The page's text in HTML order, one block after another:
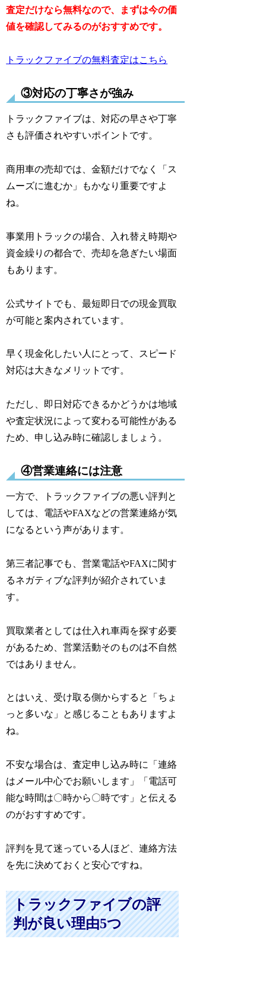
査定だけなら無料なので、まずは今の価
値を確認してみるのがおすすめです。
トラックファイブの無料査定はこちら
③対応の丁寧さが強み
トラックファイブは、対応の早さや丁寧
さも評価されやすいポイントです。
商用車の売却では、金額だけでなく「ス
ムーズに進むか」もかなり重要ですよ
ね。
事業用トラックの場合、入れ替え時期や
資金繰りの都合で、売却を急ぎたい場面
もあります。
公式サイトでも、最短即日での現金買取
が可能と案内されています。
早く現金化したい人にとって、スピード
対応は大きなメリットです。
ただし、即日対応できるかどうかは地域
や査定状況によって変わる可能性がある
ため、申し込み時に確認しましょう。
④営業連絡には注意
一方で、トラックファイブの悪い評判と
しては、電話やFAXなどの営業連絡が気
になるという声があります。
第三者記事でも、営業電話やFAXに関す
るネガティブな評判が紹介されていま
す。
買取業者としては仕入れ車両を探す必要
があるため、営業活動そのものは不自然
ではありません。
とはいえ、受け取る側からすると「ちょ
っと多いな」と感じることもありますよ
ね。
不安な場合は、査定申し込み時に「連絡
はメール中心でお願いします」「電話可
能な時間は〇時から〇時です」と伝える
のがおすすめです。
評判を見て迷っている人ほど、連絡方法
を先に決めておくと安心ですね。
トラックファイブの評
判が良い理由5つ